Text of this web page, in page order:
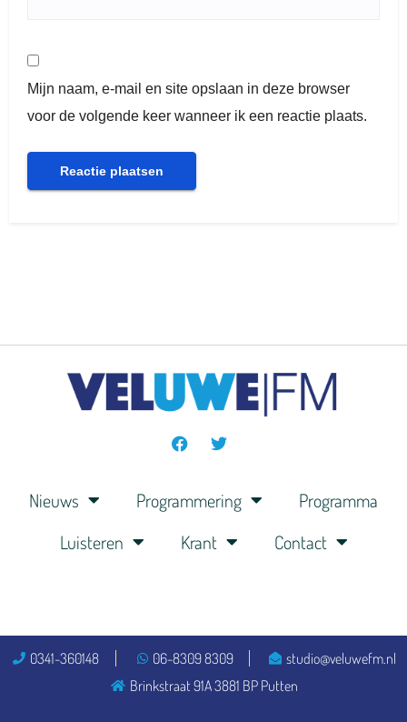
Mijn naam, e-mail en site opslaan in deze browser
voor de volgende keer wanneer ik een reactie plaats.
Nieuws Programmering
Programma
Luisteren
Krant Contact
0341-360148 06-8309 8309
studio@veluwefm.nl
Brinkstraat 91A 3881 BP Putten